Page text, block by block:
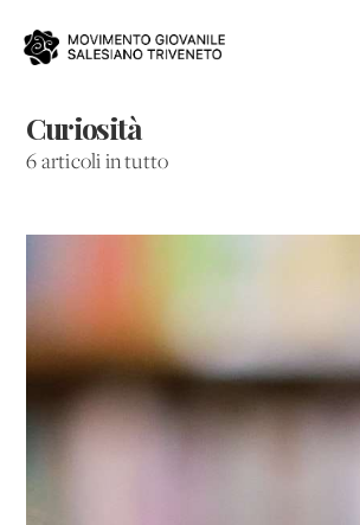
Curiosità
6 articoli in tutto